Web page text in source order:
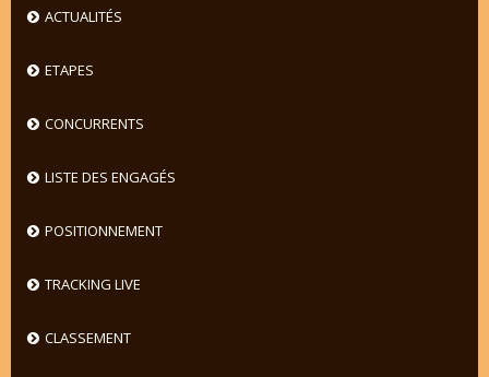
ACTUALITÉS
ETAPES
CONCURRENTS
LISTE DES ENGAGÉS
POSITIONNEMENT
TRACKING LIVE
CLASSEMENT